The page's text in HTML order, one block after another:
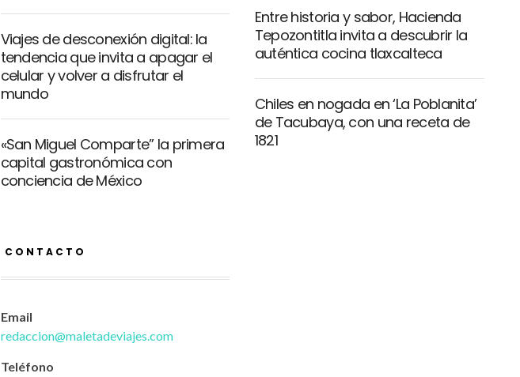
Viajes de desconexión digital: la
tendencia que invita a apagar el
celular y volver a disfrutar el
mundo
«San Miguel Comparte” la primera
capital gastronómica con
conciencia de México
Entre historia y sabor, Hacienda
Tepozontitla invita a descubrir la
auténtica cocina tlaxcalteca
Chiles en nogada en ‘La Poblanita’
de Tacubaya, con una receta de
1821
CONTACTO
Email
redaccion@maletadeviajes.com
Teléfono